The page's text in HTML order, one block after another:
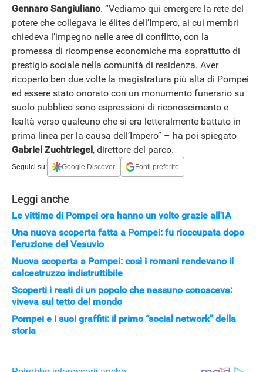
Gennaro Sangiuliano. “Vediamo qui emergere la rete del
potere che collegava le élites dell’Impero, ai cui membri
chiedeva l’impegno nelle aree di conflitto, con la
promessa di ricompense economiche ma soprattutto di
prestigio sociale nella comunità di residenza. Aver
ricoperto ben due volte la magistratura più alta di Pompei
ed essere stato onorato con un monumento funerario su
suolo pubblico sono espressioni di riconoscimento e
lealtà verso qualcuno che si era letteralmente battuto in
prima linea per la causa dell’Impero” – ha poi spiegato
Gabriel Zuchtriegel , direttore del parco.
Seguici su: Google Discover Fonti preferite
Leggi anche
Le vittime di Pompei ora hanno un volto grazie all'IA
Una nuova scoperta fatta a Pompei: fu rioccupata dopo
l'eruzione del Vesuvio
Nuova scoperta a Pompei: così i romani rendevano il
calcestruzzo indistruttibile
Scoperti i resti di un popolo che nessuno conosceva:
viveva sul tetto del mondo
Pompei e i suoi graffiti: il primo “social network” della
storia